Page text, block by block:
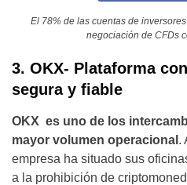
El 78% de las cuentas de
negociación de CFDs
3. OKX- Plataforma
segura y fiable
OKX es uno de los
mayor volumen operacional .
empresa ha situado sus
a la prohibición de